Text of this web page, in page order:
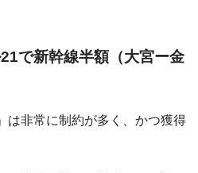
で新幹線半額（大宮ー金
は非常に制約が多く、かつ獲得